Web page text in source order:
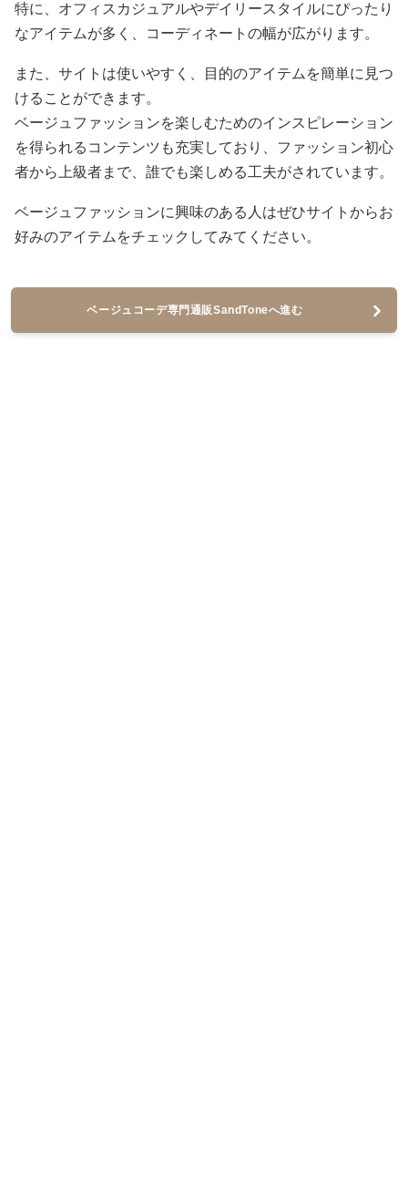
特に、オフィスカジュアルやデイリースタイルにぴったり
なアイテムが多く、コーディネートの幅が広がります。
また、サイトは使いやすく、目的のアイテムを簡単に見つ
けることができます。
ベージュファッションを楽しむためのインスピレーション
を得られるコンテンツも充実しており、ファッション初心
者から上級者まで、誰でも楽しめる工夫がされています。
ベージュファッションに興味のある人はぜひサイトからお
好みのアイテムをチェックしてみてください。
ベージュコーデ専門通販SandToneへ進む